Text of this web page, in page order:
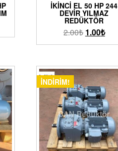
İKINCI EL 50 HP 244
DEVIR YILMAZ
REDÜKTÖR
2.00₺ 1.00₺
İNDIRIM!